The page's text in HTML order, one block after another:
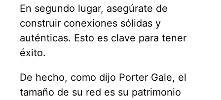
En segundo lugar, asegúrate de
construir conexiones sólidas y
auténticas. Esto es clave para tener
éxito.
De hecho, como dijo Porter Gale, el
tamaño de su red es su patrimonio